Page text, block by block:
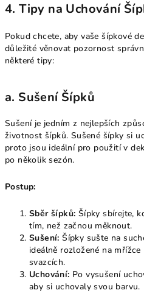
4. Tipy na Uchování
Pokud chcete, aby vaše šípkové
důležité věnovat pozornost
některé tipy:
a. Sušení Šípků
Sušení je jedním z nejlepších
životnost šípků. Sušené šípky si
proto jsou ideální pro použití v
po několik sezón.
Postup:
Sběr šípků: Šípky sbírejte,
tím, než začnou měknout.
Sušení: Šípky sušte na
ideálně rozložené na
svazcích.
Uchování: Po vysušení
aby si uchovaly svou barvu.